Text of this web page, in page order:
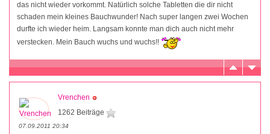
das nicht wieder vorkommt. Natürlich solche Tabletten die dir nicht
schaden mein kleines Bauchwunder! Nach super langen zwei Wochen
durfte ich wieder heim. Langsam konnte man dich auch nicht mehr
verstecken. Mein Bauch wuchs und wuchs!!
Vrenchen
1262 Beiträge
07.09.2011 20:34